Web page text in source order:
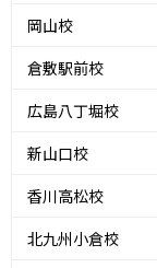
岡山校
倉敷駅前校
広島八丁堀校
新山口校
香川高松校
北九州小倉校